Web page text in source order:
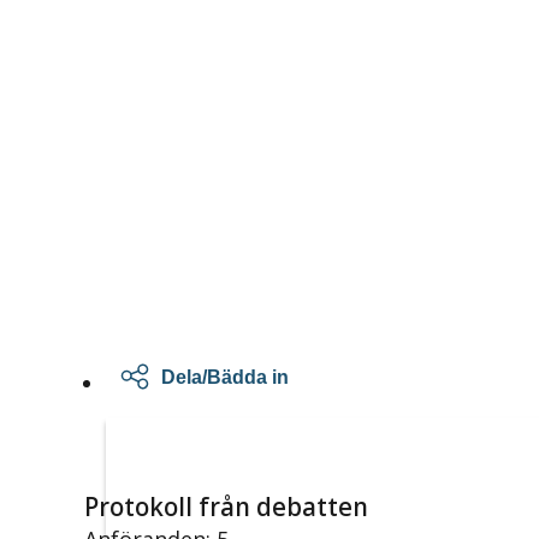
Dela/Bädda in
Protokoll från debatten